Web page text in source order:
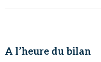
A l’heure du bilan